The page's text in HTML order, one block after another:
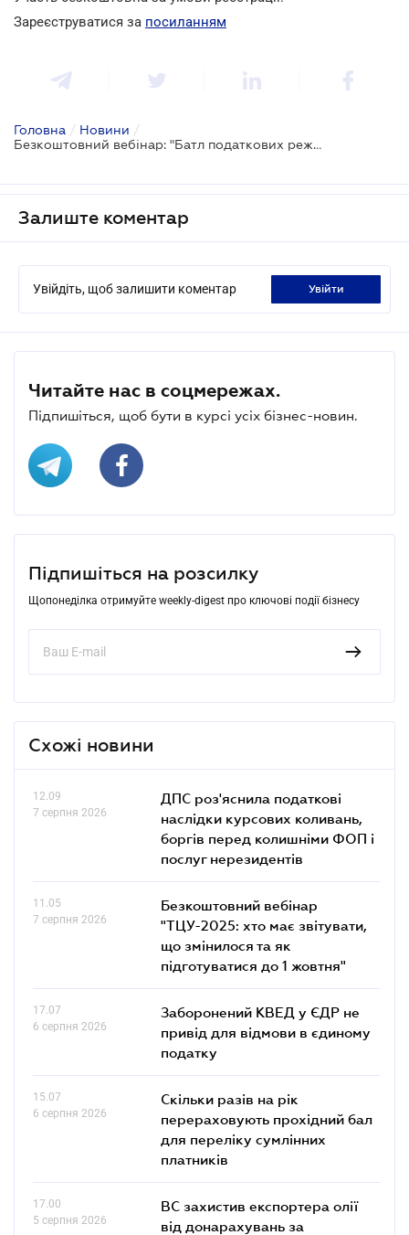
Зареєструватися за посиланням
Головна / Новини /
Безкоштовний вебінар: "Батл податкових режимів: Diia.City vs Defence City"
Залиште коментар
Увійдіть, щоб залишити коментар увійти
Читайте нас в соцмережах.
Підпишіться, щоб бути в курсі усіх бізнес-новин.
Підпишіться на розсилку
Щопонеділка отримуйте weekly-digest про ключові події бізнесу
Схожі новини
12.09
7 серпня 2026
ДПС роз'яснила податкові
наслідки курсових коливань,
боргів перед колишніми ФОП і
послуг нерезидентів
11.05
7 серпня 2026
Безкоштовний вебінар
"ТЦУ-2025: хто має звітувати,
що змінилося та як
підготуватися до 1 жовтня"
17.07
6 серпня 2026
Заборонений КВЕД у ЄДР не
привід для відмови в єдиному
податку
15.07
6 серпня 2026
Скільки разів на рік
перераховують прохідний бал
для переліку сумлінних
платників
17.00
5 серпня 2026
ВС захистив експортера олії
від донарахувань за